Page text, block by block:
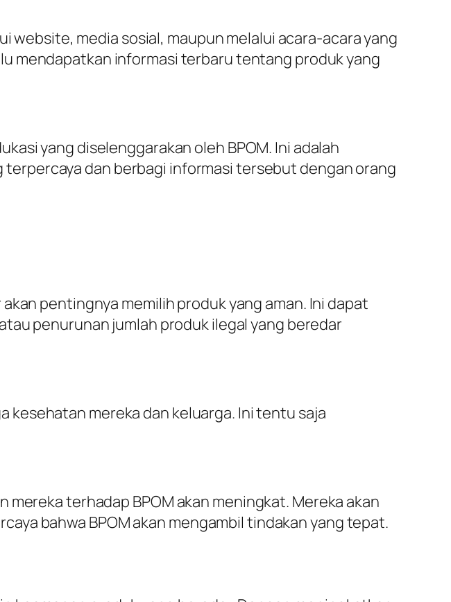
website, media sosial, maupun melalui acara-acara yang
mendapatkan informasi terbaru tentang produk yang
yang diselenggarakan oleh BPOM. Ini adalah
dan berbagi informasi tersebut dengan orang
pentingnya memilih produk yang aman. Ini dapat
penurunan jumlah produk ilegal yang beredar
kesehatan mereka dan keluarga. Ini tentu saja
terhadap BPOM akan meningkat. Mereka akan
bahwa BPOM akan mengambil tindakan yang tepat.